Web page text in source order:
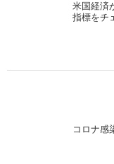
米国経済
指標をチ
コロナ感